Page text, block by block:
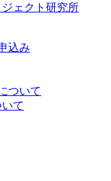
ェクト研究所
込み
ついて
て